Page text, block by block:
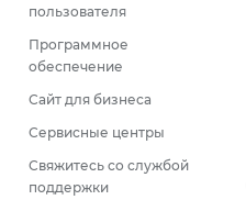
пользователя
Программное
обеспечение
Сайт для бизнеса
Сервисные центры
Свяжитесь со службой
поддержки